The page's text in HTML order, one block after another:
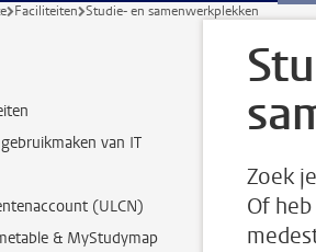
Faciliteiten Studie- en samenwerkplekken
van IT
(ULCN)
& MyStudymap
Zoek
Of